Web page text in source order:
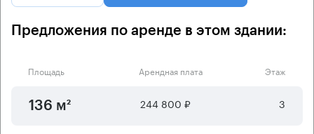
Предложения по аренде в этом здании:
Площадь Арендная плата Этаж
136 м² 244 800 ₽ 3